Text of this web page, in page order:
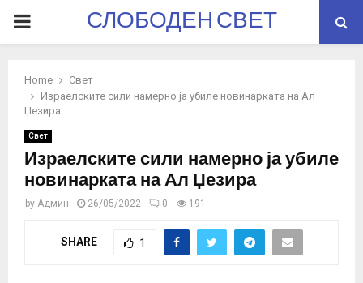
PRIMARYСЛОБОДЕН СВЕТ
Home
Свет
Израелските сили намерно ја убиле новинарката на Ал
Џезира
Свет
Израелските сили намерно ја убиле
новинарката на Ал Џезира
by Админ 26/05/2022 0 191
SHARE 1